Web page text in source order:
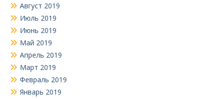
Август 2019
Июль 2019
Июнь 2019
Май 2019
Апрель 2019
Март 2019
Февраль 2019
Январь 2019